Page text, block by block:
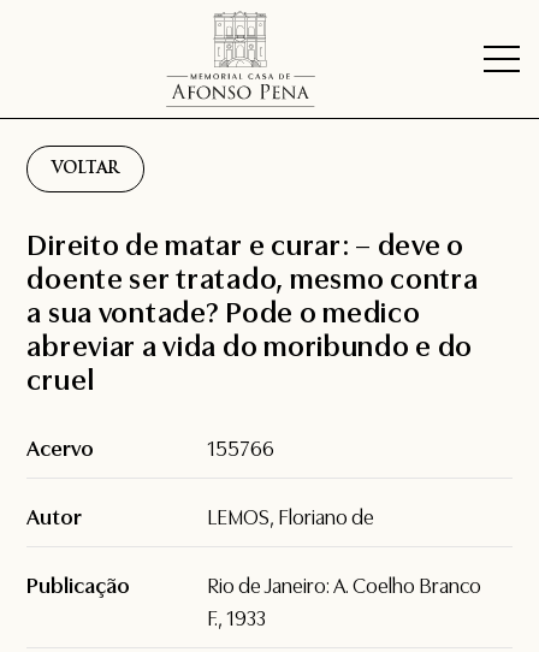
VOLTAR
Direito de matar e curar: – deve o
doente ser tratado, mesmo contra
a sua vontade? Pode o medico
abreviar a vida do moribundo e do
cruel
Acervo 155766
Autor LEMOS, Floriano de
Publicação
Rio de Janeiro: A. Coelho Branco
F., 1933